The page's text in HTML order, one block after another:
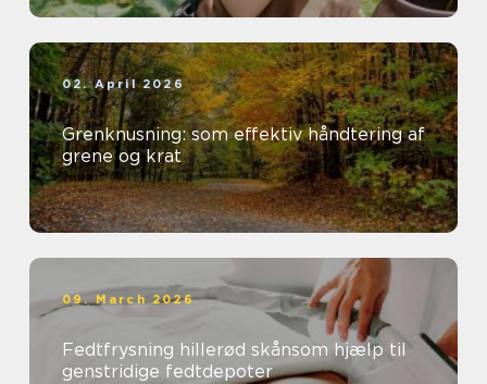
02. April 2026
Grenknusning: som effektiv håndtering af
grene og krat
09. March 2026
Fedtfrysning hillerød skånsom hjælp til
genstridige fedtdepoter